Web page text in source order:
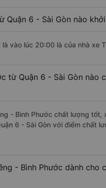
Quận 6 - Sài Gòn nào
vào lúc 20:00 là của nhà xe
từ Quận 6 - Sài Gòn nào
- Bình Phước chất lượng
6 - Sài Gòn với điểm chất
- Bình Phước dành cho